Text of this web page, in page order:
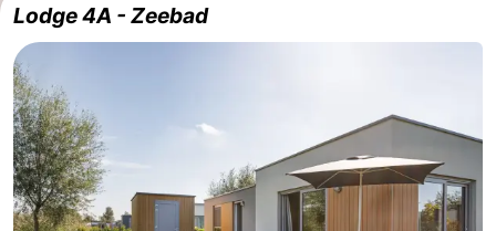
Lodge 4A - Zeebad